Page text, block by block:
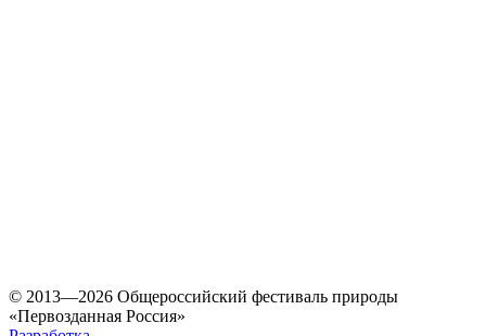
© 2013—2026 Общероссийский фестиваль природы
«Первозданная Россия»